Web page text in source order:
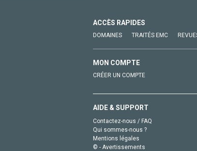
ACCÈS RAPIDES
DOMAINES TRAITÉS EMC
MON COMPTE
CRÉER UN COMPTE
AIDE & SUPPORT
Contactez-nous / FAQ
Qui sommes-nous ?
Mentions légales
© - Avertissements